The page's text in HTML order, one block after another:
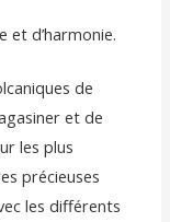
et d’harmonie.
de
et de
les plus
précieuses
les différents